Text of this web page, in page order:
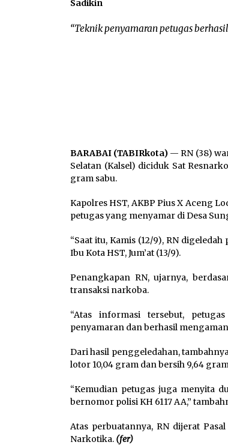
“Teknik penyamaran petugas
BARABAI (TABIRkota) — RN (38)
Selatan (Kalsel) diciduk Sat
gram sabu.
Kapolres HST, AKBP Pius X Aceng
petugas yang menyamar di Desa
“Saat itu, Kamis (12/9), RN
Ibu Kota HST, Jum’at (13/9).
Penangkapan RN, ujarnya,
transaksi narkoba.
“Atas informasi tersebut,
penyamaran dan berhasil
Dari hasil penggeledahan,
lotor 10,04 gram dan bersih 9,64
“Kemudian petugas juga menyita
bernomor polisi KH 6117 AA,”
Atas perbuatannya, RN dijerat
Narkotika. (fer)